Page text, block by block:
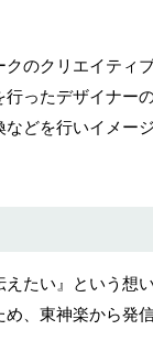
のクリエイティ
ったデザイナー
どを行いイメー
えたい』という想
、東神楽から発